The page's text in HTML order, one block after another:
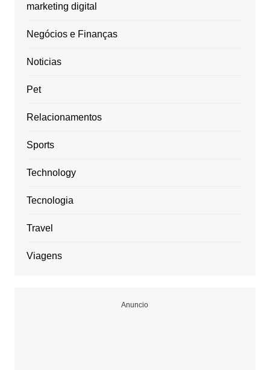
marketing digital
Negócios e Finanças
Noticias
Pet
Relacionamentos
Sports
Technology
Tecnologia
Travel
Viagens
Anuncio